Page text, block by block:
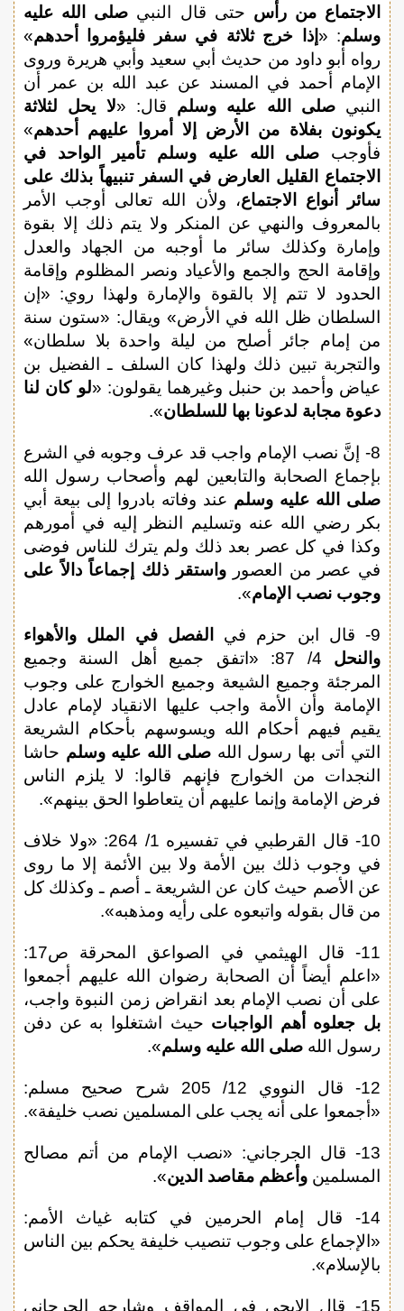
الاجتماع من رأس حتى قال النبي صلى الله عليه
وسلم: « إذا خرج ثلاثة في سفر فليؤمروا أحدهم»
رواه أبو داود من حديث أبي سعيد وأبي هريرة وروى
الإمام أحمد في المسند عن عبد الله بن عمر أن
النبيصلى الله عليه وسلم قال: «لا يحل لثلاثة
يكونون بفلاة من الأرض إلا أمروا عليهم أحدهم»
فأوجب صلى الله عليه وسلم
تأمير الواحد في
الاجتماع القليل العارض في السفر تنبيهاً بذلك على
سائر أنواع الاجتماع، ولأن الله تعالى أوجب الأمر
بالمعروف والنهي عن المنكر ولا يتم ذلك إلا بقوة
وإمارة وكذلك سائر ما أوجبه من الجهاد والعدل
وإقامة الحج والجمع والأعياد ونصر المظلوم وإقامة
الحدود لا تتم إلا بالقوة والإمارة ولهذا روي: «إن
السلطان ظل الله في الأرض» ويقال: «ستون سنة
من إمام جائر أصلح من ليلة واحدة بلا سلطان»
والتجربة تبين ذلك ولهذا كان السلف ـ الفضيل بن
عياض وأحمد بن حنبل وغيرهما يقولون: «لو كان لنا
دعوة مجابة لدعونا بها للسلطان».
8- إنَّ نصب الإمام واجب قد عرف وجوبه في الشرع
بإجماع الصحابة والتابعين لهم وأصحاب رسول الله
صلى الله عليه وسلم عند وفاته بادروا إلى بيعة أبي
بكر رضي الله عنه وتسليم النظر إليه في أمورهم
وكذا في كل عصر بعد ذلك ولم يترك للناس فوضى
في عصر من العصورواستقر ذلك إجماعاً دالاً على
وجوب نصب الإمام».
9- قال ابن حزم في
الفصل في الملل والأهواء
والنحل
4/ 87: «اتفق جميع أهل السنة وجميع
المرجئة وجميع الشيعة وجميع الخوارج على وجوب
الإمامة وأن الأمة واجب عليها الانقياد لإمام عادل
يقيم فيهم أحكام الله ويسوسهم بأحكام الشريعة
التي أتى بها رسول الله صلى الله عليه وسلم حاشا
النجدات من الخوارج فإنهم قالوا: لا يلزم الناس
فرض الإمامة وإنما عليهم أن يتعاطوا الحق بينهم».
10- قال القرطبي في تفسيره 1/ 264: «ولا خلاف
في وجوب ذلك بين الأمة ولا بين الأئمة إلا ما روى
عن الأصم حيث كان عن الشريعة ـ أصم ـ وكذلك كل
من قال بقوله واتبعوه على رأيه ومذهبه».
11- قال الهيثمي في الصواعق المحرقة ص17:
«اعلم أيضاً أن الصحابة رضوان الله عليهم أجمعوا
على أن نصب الإمام بعد انقراض زمن النبوة واجب،
بل جعلوه أهم الواجبات حيث اشتغلوا به عن دفن
رسول الله صلى الله عليه وسلم».
12- قال النووي 12/ 205 شرح صحيح مسلم:
«أجمعوا على أنه يجب على المسلمين نصب خليفة».
13- قال الجرجاني: «نصب الإمام من أتم مصالح
المسلمين وأعظم مقاصد الدين».
14- قال إمام الحرمين في كتابه غياث الأمم:
«الإجماع على وجوب تنصيب خليفة يحكم بين الناس
بالإسلام».
15- قال الإيجي في المواقف وشارحه الجرجاني